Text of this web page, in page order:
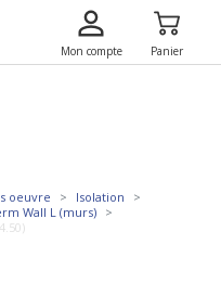
Mon compte Panier
oeuvre
Isolation
Wall L (murs)